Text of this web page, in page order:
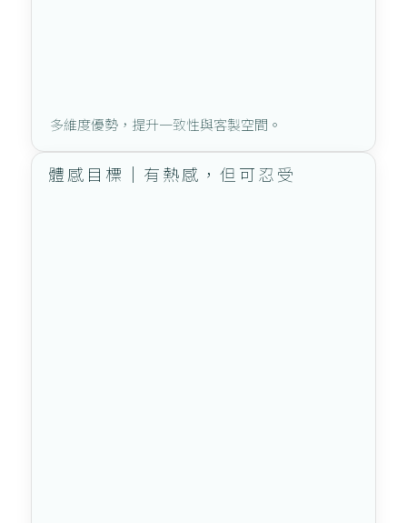
多維度優勢，提升一致性與客製空間。
體感目標｜有熱感，但可忍受